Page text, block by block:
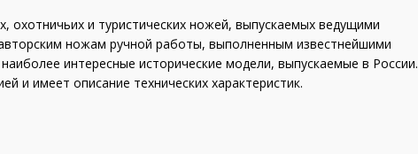
охотничьих и туристических ножей, выпускаемых ведущими
ножам ручной работы, выполненным известнейшими
интересные исторические модели, выпускаемые в России.
и имеет описание технических характеристик.